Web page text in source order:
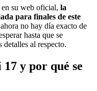
su web oficial, la
para finales de este
no hay día exacto de
hasta que se
detalles al respecto.
y por qué se